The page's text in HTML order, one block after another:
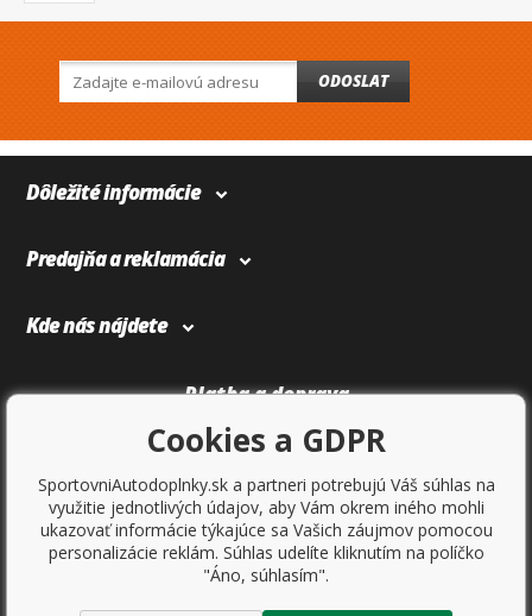
ODOSLAT
Dôležité informácie
Predajňa a reklamácia
Kde nás nájdete
Platba a doprava
Cookies a GDPR
SportovniAutodoplnky.sk a partneri potrebujú Váš súhlas na
využitie jednotlivých údajov, aby Vám okrem iného mohli
ukazovať informácie týkajúce sa Vašich záujmov pomocou
personalizácie reklám. Súhlas udelíte kliknutím na políčko
"Áno, súhlasím".